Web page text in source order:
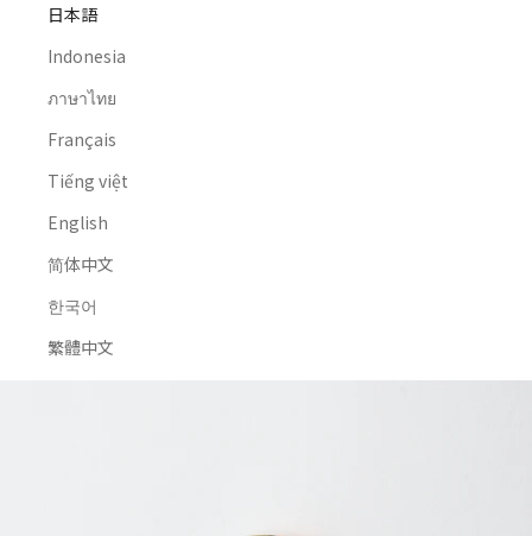
日本語
Indonesia
ภาษาไทย
Français
Tiếng việt
English
简体中文
한국어
繁體中文